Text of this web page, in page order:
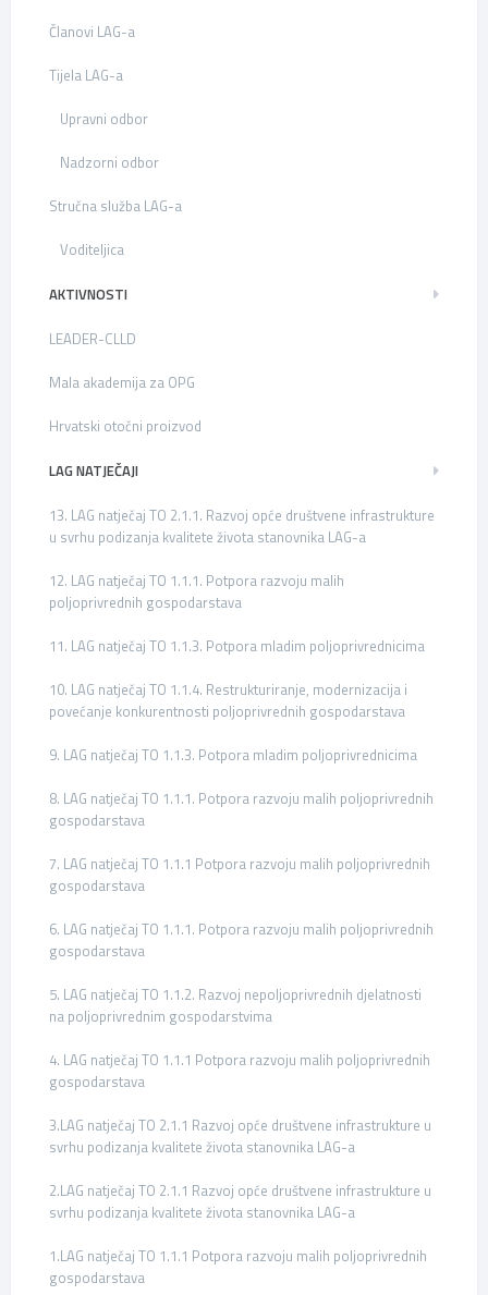
Članovi LAG-a
Tijela LAG-a
Upravni odbor
Nadzorni odbor
Stručna služba LAG-a
Voditeljica
AKTIVNOSTI
LEADER-CLLD
Mala akademija za OPG
Hrvatski otočni proizvod
LAG NATJEČAJI
13. LAG natječaj TO 2.1.1. Razvoj opće društvene infrastrukture
u svrhu podizanja kvalitete života stanovnika LAG-a
12. LAG natječaj TO 1.1.1. Potpora razvoju malih
poljoprivrednih gospodarstava
11. LAG natječaj TO 1.1.3. Potpora mladim poljoprivrednicima
10. LAG natječaj TO 1.1.4. Restrukturiranje, modernizacija i
povećanje konkurentnosti poljoprivrednih gospodarstava
9. LAG natječaj TO 1.1.3. Potpora mladim poljoprivrednicima
8. LAG natječaj TO 1.1.1. Potpora razvoju malih poljoprivrednih
gospodarstava
7. LAG natječaj TO 1.1.1 Potpora razvoju malih poljoprivrednih
gospodarstava
6. LAG natječaj TO 1.1.1. Potpora razvoju malih poljoprivrednih
gospodarstava
5. LAG natječaj TO 1.1.2. Razvoj nepoljoprivrednih djelatnosti
na poljoprivrednim gospodarstvima
4. LAG natječaj TO 1.1.1 Potpora razvoju malih poljoprivrednih
gospodarstava
3.LAG natječaj TO 2.1.1 Razvoj opće društvene infrastrukture u
svrhu podizanja kvalitete života stanovnika LAG-a
2.LAG natječaj TO 2.1.1 Razvoj opće društvene infrastrukture u
svrhu podizanja kvalitete života stanovnika LAG-a
1.LAG natječaj TO 1.1.1 Potpora razvoju malih poljoprivrednih
gospodarstava